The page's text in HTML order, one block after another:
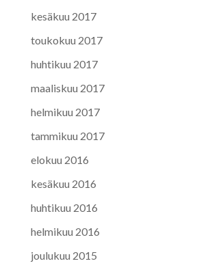
kesäkuu 2017
toukokuu 2017
huhtikuu 2017
maaliskuu 2017
helmikuu 2017
tammikuu 2017
elokuu 2016
kesäkuu 2016
huhtikuu 2016
helmikuu 2016
joulukuu 2015